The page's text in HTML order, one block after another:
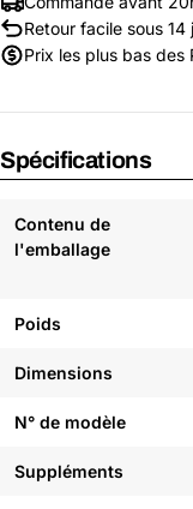
Retour facile sous 14
Prix les plus bas des
Spécifications
Contenu de
l'emballage
Poids
Dimensions
N° de modèle
Suppléments